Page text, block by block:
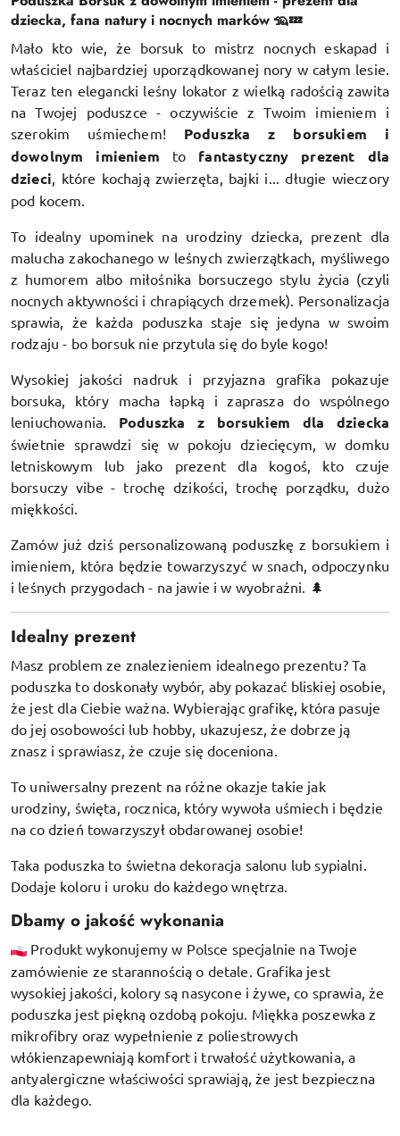
dziecka, fana natury i nocnych marków 🦡💤
Mało kto wie, że borsuk to mistrz nocnych eskapad i
właściciel najbardziej uporządkowanej nory w całym lesie.
Teraz ten elegancki leśny lokator z wielką radością zawita
na Twojej poduszce - oczywiście z Twoim imieniem i
szerokim uśmiechem! Poduszka z borsukiem i
dowolnym imieniem to fantastyczny prezent dla
dzieci , które kochają zwierzęta, bajki i... długie wieczory
pod kocem.
To idealny upominek na urodziny dziecka, prezent dla
malucha zakochanego w leśnych zwierzątkach, myśliwego
z humorem albo miłośnika borsuczego stylu życia (czyli
nocnych aktywności i chrapiących drzemek). Personalizacja
sprawia, że każda poduszka staje się jedyna w swoim
rodzaju - bo borsuk nie przytula się do byle kogo!
Wysokiej jakości nadruk i przyjazna grafika pokazuje
borsuka, który macha łapką i zaprasza do wspólnego
leniuchowania. Poduszka z borsukiem dla dziecka
świetnie sprawdzi się w pokoju dziecięcym, w domku
letniskowym lub jako prezent dla kogoś, kto czuje
borsuczy vibe - trochę dzikości, trochę porządku, dużo
miękkości.
Zamów już dziś personalizowaną poduszkę z borsukiem i
imieniem, która będzie towarzyszyć w snach, odpoczynku
i leśnych przygodach - na jawie i w wyobraźni. 🌲
Idealny prezent
Masz problem ze znalezieniem idealnego prezentu? Ta
poduszka to doskonały wybór, aby pokazać bliskiej osobie,
że jest dla Ciebie ważna. Wybierając grafikę, która pasuje
do jej osobowości lub hobby, ukazujesz, że dobrze ją
znasz i sprawiasz, że czuje się doceniona.
To uniwersalny prezent na różne okazje takie jak
urodziny, święta, rocznica, który wywoła uśmiech i będzie
na co dzień towarzyszył obdarowanej osobie!
Taka poduszka to świetna dekoracja salonu lub sypialni.
Dodaje koloru i uroku do każdego wnętrza.
Dbamy o jakość wykonania
Produkt wykonujemy w Polsce specjalnie na Twoje
zamówienie ze starannością o detale. Grafika jest
wysokiej jakości, kolory są nasycone i żywe, co sprawia, że
poduszka jest piękną ozdobą pokoju. Miękka poszewka z
mikrofibry oraz wypełnienie z poliestrowych
włókienzapewniają komfort i trwałość użytkowania, a
antyalergiczne właściwości sprawiają, że jest bezpieczna
dla każdego.